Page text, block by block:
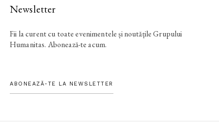
Newsletter
Fii la curent cu toate evenimentele și noutățile Grupului
Humanitas. Abonează-te acum.
ABONEAZĂ-TE LA NEWSLETTER